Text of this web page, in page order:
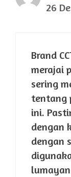
26
Brand
merajai
sering
tentang
ini.
dengan
dengan